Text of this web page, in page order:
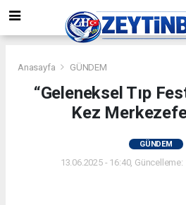
Anasayfa GÜNDEM
“Geleneksel Tıp
Kez
GÜNDEM
13.06.2025 - 16:40, Güncelleme: